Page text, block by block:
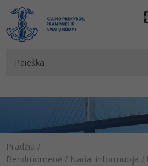
Pradžia /
Bendruomenė / Nariai informuoja /